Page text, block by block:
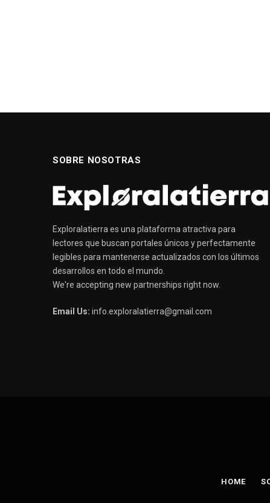
SOBRE NOSOTRAS
Exploralatierra es una plataforma atractiva para
lectores que buscan portales únicos y perfectamente
legibles para mantenerse actualizados con los últimos
desarrollos en todo el mundo.
We're accepting new partnerships right now.
Email Us: info.exploralatierra@gmail.com
HOME